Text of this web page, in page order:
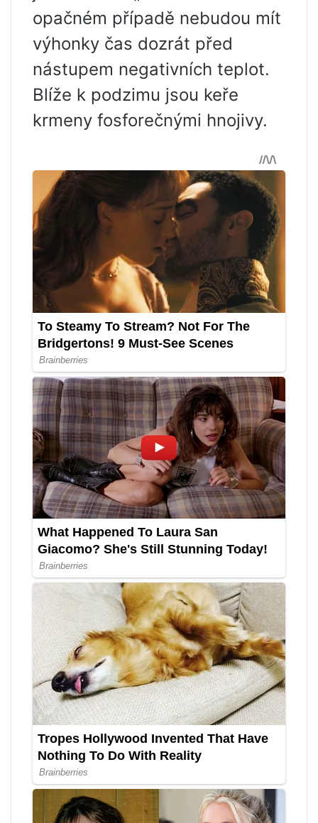
opačném případě nebudou mít
výhonky čas dozrát před
nástupem negativních teplot.
Blíže k podzimu jsou keře
krmeny fosforečnými hnojivy.